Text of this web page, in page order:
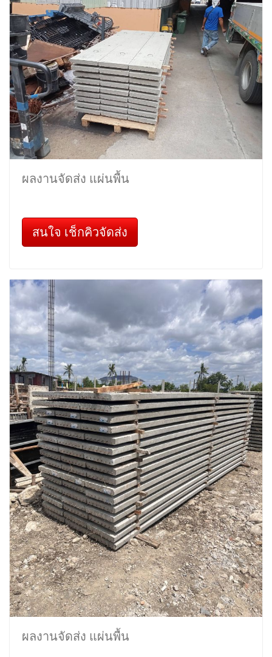
ผลงานจัดส่ง แผ่นพื้น
สนใจ เช็กคิวจัดส่ง
ผลงานจัดส่ง แผ่นพื้น